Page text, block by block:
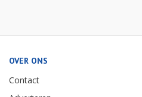
OVER ONS
Contact